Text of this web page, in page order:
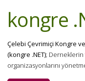
kongre
Çelebi Çevrimiçi Kongre
(kongre .NET); Derneklerin
organizasyonlarını